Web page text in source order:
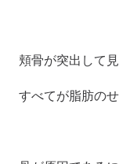
頬骨が突出して見
すべてが脂肪の